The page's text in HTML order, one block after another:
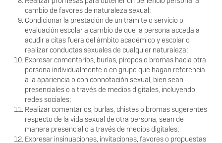
cambio de favores de naturaleza sexual;
Condicionar la prestación de un trámite o servicio o
evaluación escolar a cambio de que la persona acceda a
acudir a citas fuera del ámbito académico y escolar o
realizar conductas sexuales de cualquier naturaleza;
Expresar comentarios, burlas, piropos o bromas hacia otra
persona individualmente o en grupo que hagan referencia
a la apariencia o con connotación sexual, bien sean
presenciales o a través de medios digitales, incluyendo
redes sociales;
Realizar comentarios, burlas, chistes o bromas sugerentes
respecto de la vida sexual de otra persona, sean de
manera presencial o a través de medios digitales;
Expresar insinuaciones, invitaciones, favores o propuestas